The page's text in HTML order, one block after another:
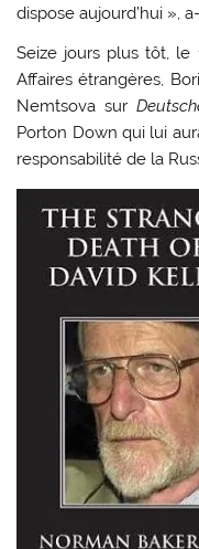
dispose aujourd’hui »,
Seize jours plus tôt, le
Affaires étrangères,
Nemtsova sur
Porton Down qui lui
responsabilité de la